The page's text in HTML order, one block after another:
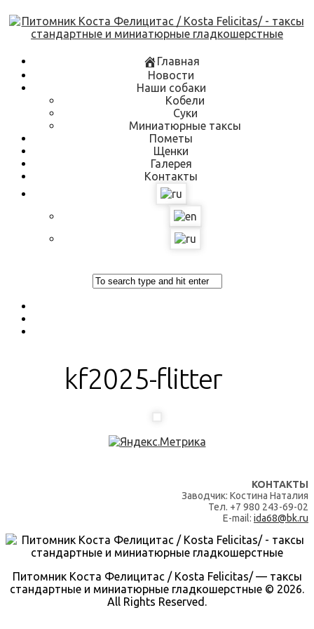
Skip
to
content
Главная
Новости
Наши собаки
Кобели
Суки
Миниатюрные таксы
Пометы
Щенки
Галерея
Контакты
kf2025-flitter
КОНТАКТЫ
Заводчик: Костина Наталия
Тел. +7 980 243-69-02
E-mail: ida68@bk.ru
Питомник Коста Фелицитас / Kosta Felicitas/ — таксы
стандартные и миниатюрные гладкошерстные © 2026.
All Rights Reserved.